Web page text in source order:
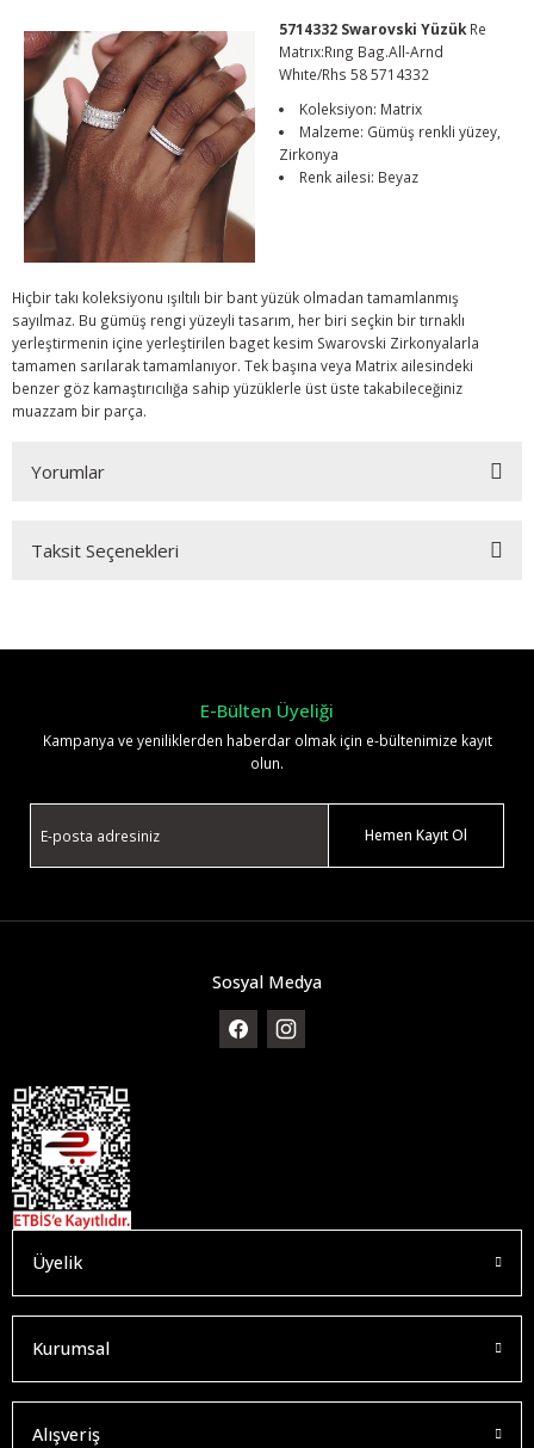
5714332 Swarovski Yüzük Re
Matrıx:Rıng Bag.All-Arnd
Whıte/Rhs 58 5714332
Koleksiyon: Matrix
Malzeme: Gümüş renkli yüzey,
Zirkonya
Renk ailesi: Beyaz
Hiçbir takı koleksiyonu ışıltılı bir bant yüzük olmadan tamamlanmış
sayılmaz. Bu gümüş rengi yüzeyli tasarım, her biri seçkin bir tırnaklı
yerleştirmenin içine yerleştirilen baget kesim Swarovski Zirkonyalarla
tamamen sarılarak tamamlanıyor. Tek başına veya Matrix ailesindeki
benzer göz kamaştırıcılığa sahip yüzüklerle üst üste takabileceğiniz
muazzam bir parça.
Yorumlar
Taksit Seçenekleri
E-Bülten Üyeliği
Kampanya ve yeniliklerden haberdar olmak için e-bültenimize kayıt
olun.
Hemen Kayıt Ol
Sosyal Medya
Üyelik
Kurumsal
Alışveriş